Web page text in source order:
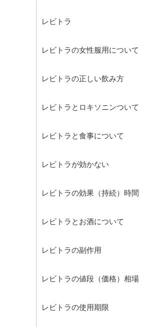
レビトラ
レビトラの女性服用について
レビトラの正しい飲み方
レビトラとロキソニンついて
レビトラと食事について
レビトラが効かない
レビトラの効果（持続）時間
レビトラとお酒について
レビトラの副作用
レビトラの値段（価格）相場
レビトラの使用期限